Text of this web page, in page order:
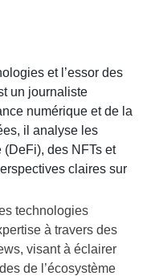
et l’essor des
un journaliste
numérique et de la
il analyse les
des NFTs et
claires sur
technologies
à travers des
visant à éclairer
de l’écosystème